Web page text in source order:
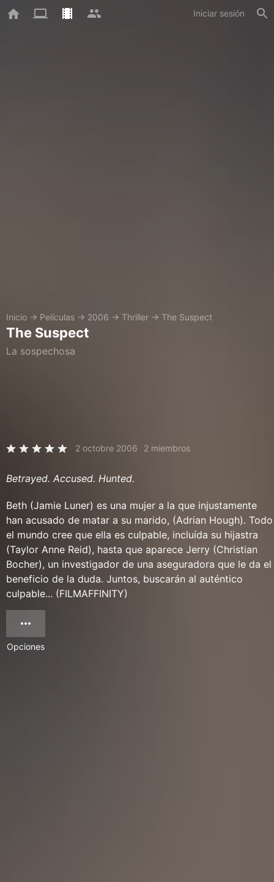
Iniciar sesión
Inicio → Películas → 2006 → Thriller → The Suspect
The Suspect
La sospechosa
2 octobre 2006 2 miembros
Betrayed. Accused. Hunted.
Beth (Jamie Luner) es una mujer a la que injustamente
han acusado de matar a su marido, (Adrian Hough). Todo
el mundo cree que ella es culpable, incluída su hijastra
(Taylor Anne Reid), hasta que aparece Jerry (Christian
Bocher), un investigador de una aseguradora que le da el
beneficio de la duda. Juntos, buscarán al auténtico
culpable... (FILMAFFINITY)
Opciones